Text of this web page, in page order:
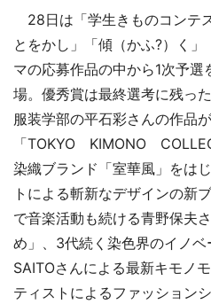
28日は「学生きものコンテ
とをかし」「傾（かふ?）く
マの応募作品の中から1次予
場。優秀賞は最終選考に残っ
服装学部の平石彩さんの作品
「TOKYO KIMONO
染織ブランド「室華風」をは
トによる斬新なデザインの新
で音楽活動も続ける青野保夫
め」、3代続く染色界のイノ
SAITOさんによる最新キモノ
ティストによるファッション